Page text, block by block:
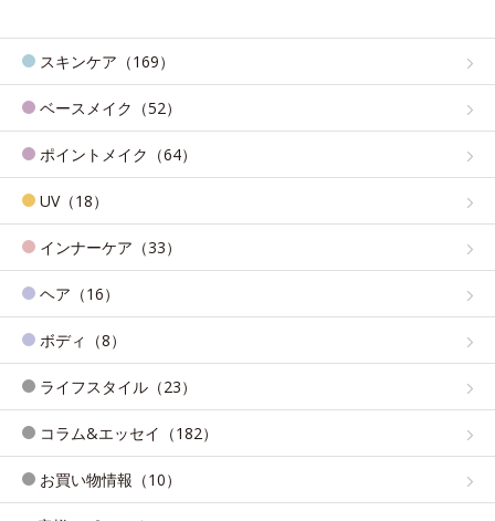
スキンケア（169）
ベースメイク（52）
ポイントメイク（64）
UV（18）
インナーケア（33）
ヘア（16）
ボディ（8）
ライフスタイル（23）
コラム&エッセイ（182）
お買い物情報（10）